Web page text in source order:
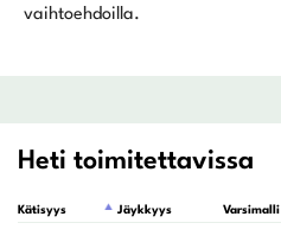
vaihtoehdoilla.
Heti toimitettavissa
Kätisyys Jäykkyys Varsimalli